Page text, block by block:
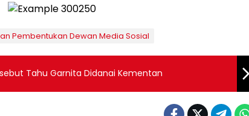
Pembentukan Dewan Media Sosial
Tahu Garnita Didanai Kementan